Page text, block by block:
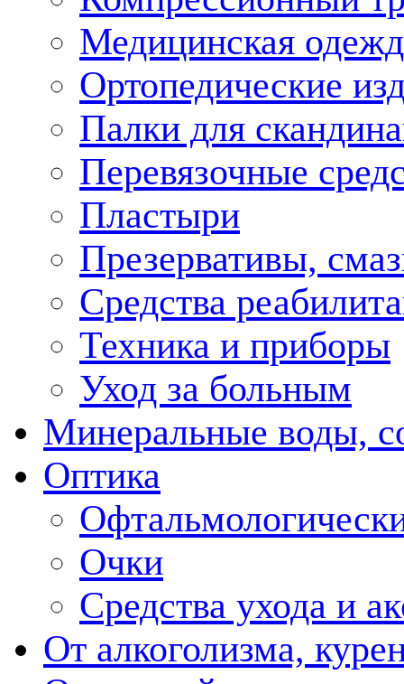
Медицинская
Ортопедические
Палки для
Перевязочные
Пластыри
Презервативы,
Средства
Техника и приборы
Уход за больным
Минеральные воды,
Оптика
Очки
Средства ухода и
От алкоголизма,